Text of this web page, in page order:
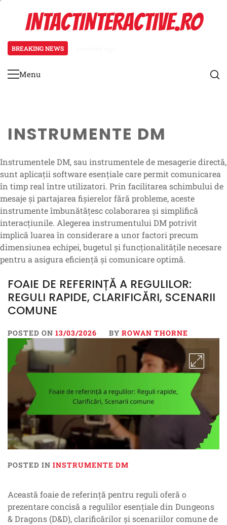
contentINTACTINTERACTIVE.RO
BREAKING NEWS
Primary
Menu
INSTRUMENTE DM
Instrumentele DM, sau instrumentele de mesagerie directă,
sunt aplicații software esențiale care permit comunicarea
în timp real între utilizatori. Prin facilitarea schimbului de
mesaje și partajarea fișierelor fără probleme, aceste
instrumente îmbunătățesc colaborarea și simplifică
interacțiunile. Alegerea instrumentului DM potrivit
implică luarea în considerare a unor factori precum
dimensiunea echipei, bugetul și funcționalitățile necesare
pentru a asigura eficiență și comunicare optimă.
FOAIE DE REFERINȚĂ A REGULILOR:
REGULI RAPIDE, CLARIFICĂRI, SCENARII
COMUNE
POSTED ON 13/03/2026 BY ROWAN THORNE
POSTED IN INSTRUMENTE DM
Această foaie de referință pentru reguli oferă o
prezentare concisă a regulilor esențiale din Dungeons
& Dragons (D&D), clarificărilor și scenariilor comune de